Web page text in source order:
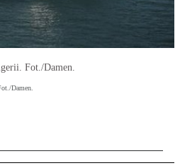
Fot./Damen.
Damen.